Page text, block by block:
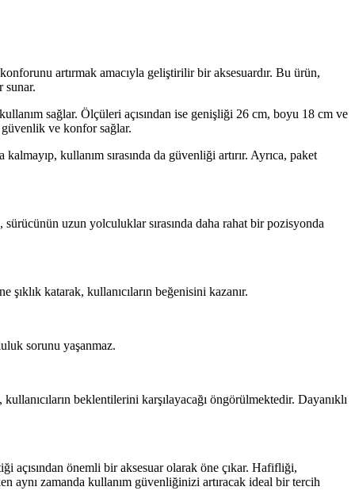
artırmak amacıyla geliştirilir bir aksesuardır. Bu ürün,
sunar.
sağlar. Ölçüleri açısından ise genişliği 26 cm, boyu 18 cm ve
güvenlik ve konfor sağlar.
kullanım sırasında da güvenliği artırır. Ayrıca, paket
uzun yolculuklar sırasında daha rahat bir pozisyonda
katarak, kullanıcıların beğenisini kazanır.
sorunu yaşanmaz.
beklentilerini karşılayacağı öngörülmektedir. Dayanıklı
önemli bir aksesuar olarak öne çıkar. Hafifliği,
aynı zamanda kullanım güvenliğinizi artıracak ideal bir tercih